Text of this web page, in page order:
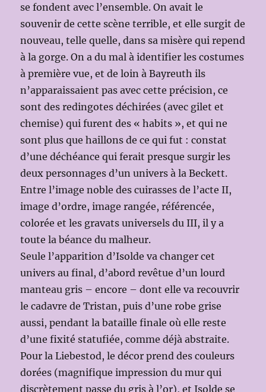
se fondent avec l’ensemble. On avait le
souvenir de cette scène terrible, et elle surgit de
nouveau, telle quelle, dans sa misère qui repend
à la gorge. On a du mal à identifier les costumes
à première vue, et de loin à Bayreuth ils
n’apparaissaient pas avec cette précision, ce
sont des redingotes déchirées (avec gilet et
chemise) qui furent des « habits », et qui ne
sont plus que haillons de ce qui fut : constat
d’une déchéance qui ferait presque surgir les
deux personnages d’un univers à la Beckett.
Entre l’image noble des cuirasses de l’acte II,
image d’ordre, image rangée, référencée,
colorée et les gravats universels du III, il y a
toute la béance du malheur.
Seule l’apparition d’Isolde va changer cet
univers au final, d’abord revêtue d’un lourd
manteau gris – encore – dont elle va recouvrir
le cadavre de Tristan, puis d’une robe grise
aussi, pendant la bataille finale où elle reste
d’une fixité statufiée, comme déjà abstraite.
Pour la Liebestod, le décor prend des couleurs
dorées (magnifique impression du mur qui
discrètement passe du gris à l’or), et Isolde se